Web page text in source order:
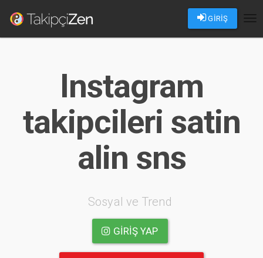
GİRİŞ
Instagram
takipcileri satin
alin sns
Sosyal ve Trend
GIRIŞ YAP